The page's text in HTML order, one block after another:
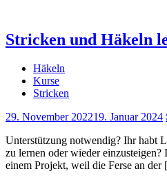
Stricken und Häkeln
Häkeln
Kurse
Stricken
29. November 202219. Januar 2024
Unterstützung notwendig? Ihr habt
zu lernen oder wieder
einem Projekt, weil die Ferse an